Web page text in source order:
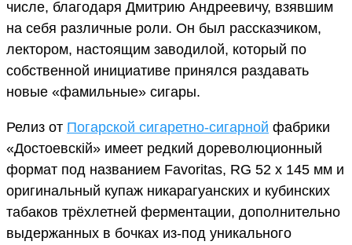
числе, благодаря Дмитрию Андреевичу, взявшим
на себя различные роли. Он был рассказчиком,
лектором, настоящим заводилой, который по
собственной инициативе принялся раздавать
новые «фамильные» сигары.
Релиз от Погарской сигаретно-сигарной фабрики
«Достоевскiй» имеет редкий дореволюционный
формат под названием Favoritas, RG 52 x 145 мм и
оригинальный купаж никарагуанских и кубинских
табаков трёхлетней ферментации, дополнительно
выдержанных в бочках из-под уникального